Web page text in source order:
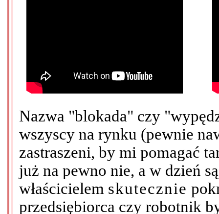
Nazwa "blokada" czy
wszyscy na rynku (pewnie
zastraszeni, by mi pomagać
już na pewno nie, a w dzień
właścicielem skutecznie
przedsiębiorca czy robotnik